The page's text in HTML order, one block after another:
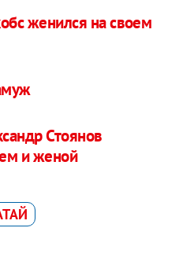
женился на своем
Стоянов
и женой